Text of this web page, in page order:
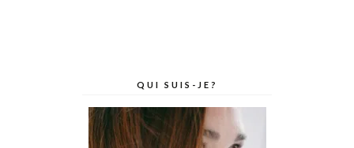
QUI SUIS-JE?